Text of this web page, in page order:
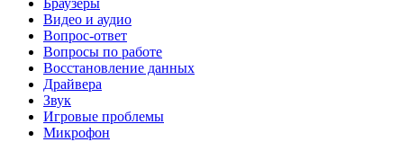
Браузеры
Видео и аудио
Вопрос-ответ
Вопросы по работе
Восстановление данных
Драйвера
Звук
Игровые проблемы
Микрофон